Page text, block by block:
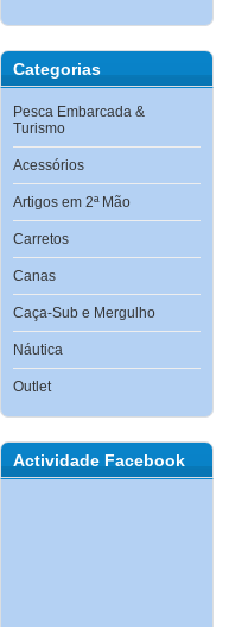
Categorias
Pesca Embarcada &
Turismo
Acessórios
Artigos em 2ª Mão
Carretos
Canas
Caça-Sub e Mergulho
Náutica
Outlet
Actividade Facebook